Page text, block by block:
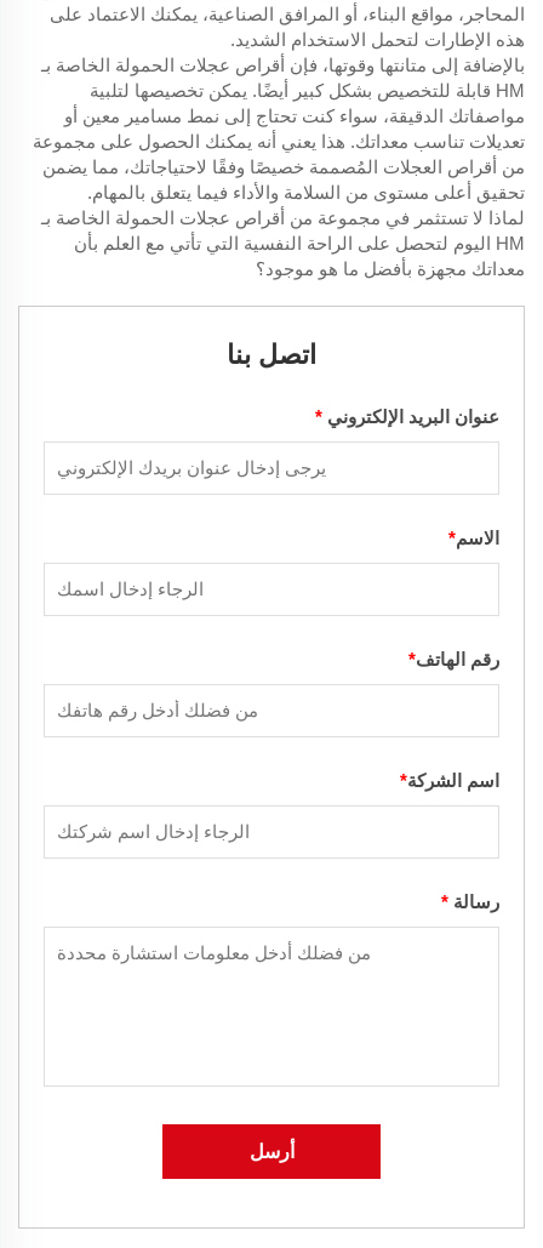
المحاجر، مواقع البناء، أو المرافق الصناعية، يمكنك الاعتماد على
هذه الإطارات لتحمل الاستخدام الشديد.
بالإضافة إلى متانتها وقوتها، فإن أقراص عجلات الحمولة الخاصة بـ
HM قابلة للتخصيص بشكل كبير أيضًا. يمكن تخصيصها لتلبية
مواصفاتك الدقيقة، سواء كنت تحتاج إلى نمط مسامير معين أو
تعديلات تناسب معداتك. هذا يعني أنه يمكنك الحصول على مجموعة
من أقراص العجلات المُصممة خصيصًا وفقًا لاحتياجاتك، مما يضمن
تحقيق أعلى مستوى من السلامة والأداء فيما يتعلق بالمهام.
لماذا لا تستثمر في مجموعة من أقراص عجلات الحمولة الخاصة بـ
HM اليوم لتحصل على الراحة النفسية التي تأتي مع العلم بأن
معداتك مجهزة بأفضل ما هو موجود؟
اتصل بنا
عنوان البريد الإلكتروني *
الاسم*
رقم الهاتف*
اسم الشركة*
رسالة *
أرسل